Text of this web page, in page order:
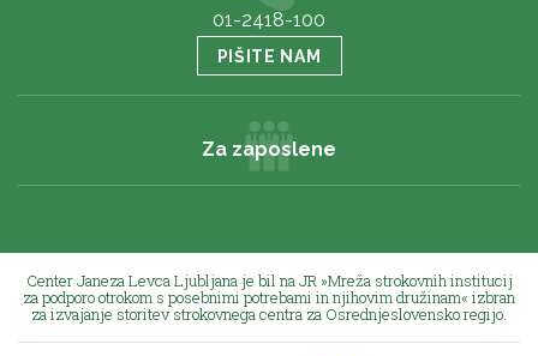
01-2418-100
PIŠITE NAM
Za zaposlene
Center Janeza Levca Ljubljana je bil na JR »Mreža strokovnih institucij
za podporo otrokom s posebnimi potrebami in njihovim družinam« izbran
za izvajanje storitev strokovnega centra za Osrednjeslovensko regijo.